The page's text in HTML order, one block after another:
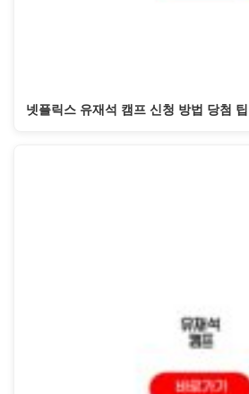
넷플릭스 유재석 캠프 신청 방법 당첨